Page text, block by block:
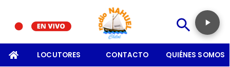
LOCUTORES CONTACTO QUIÉNES SOMOS